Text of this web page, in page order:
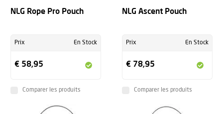
NLG Rope Pro Pouch
Prix En Stock
€ 58,95
Comparer les produits
NLG Ascent Pouch
Prix En Stock
€ 78,95
Comparer les produits